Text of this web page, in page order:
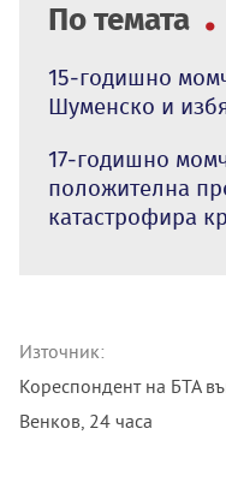
По темата
15-годишно
Шуменско и
17-годишно
положителна
катастрофира
Източник:
Кореспондент на БТА
Венков, 24 часа